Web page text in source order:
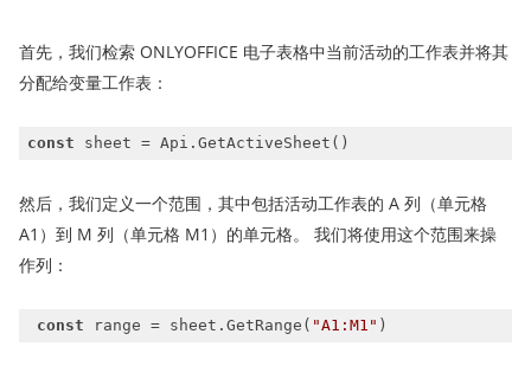
首先，我们检索 ONLYOFFICE 电子表格中当前活动的工作表并将其
分配给变量工作表：
const
然后，我们定义一个范围，其中包括活动工作表的 A 列（单元格
A1）到 M 列（单元格 M1）的单元格。 我们将使用这个范围来操
作列：
const range = sheet.GetRange( "A1:M1"